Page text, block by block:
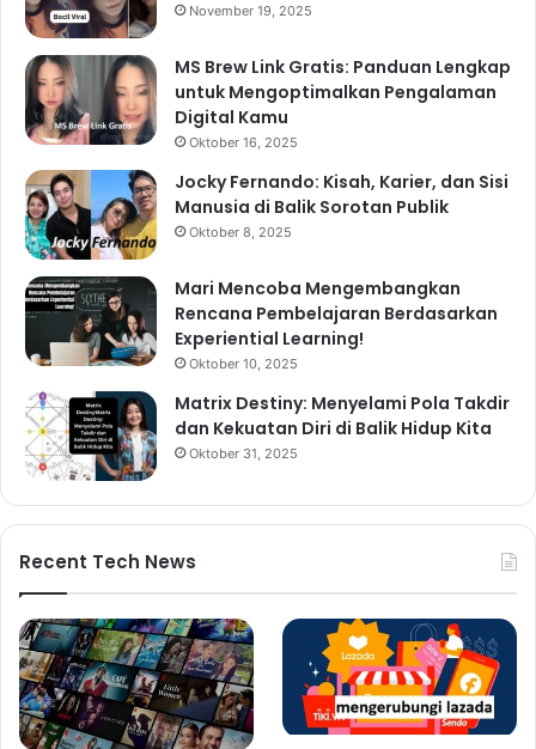
November 19, 2025
MS Brew Link Gratis: Panduan Lengkap
untuk Mengoptimalkan Pengalaman
Digital Kamu
Oktober 16, 2025
Jocky Fernando: Kisah, Karier, dan Sisi
Manusia di Balik Sorotan Publik
Oktober 8, 2025
Mari Mencoba Mengembangkan
Rencana Pembelajaran Berdasarkan
Experiential Learning!
Oktober 10, 2025
Matrix Destiny: Menyelami Pola Takdir
dan Kekuatan Diri di Balik Hidup Kita
Oktober 31, 2025
Recent Tech News